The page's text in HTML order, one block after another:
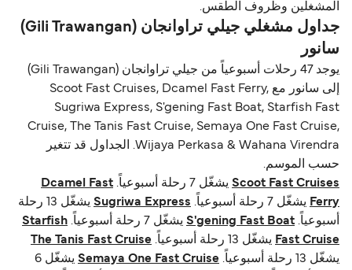
المشغلين وظروف الطقس.
جداول مشغلي جيلي تراوانجان (Gili Trawangan)
سانور
يوجد 47 رحلات أسبوعياً من جيلي تراوانجان (Gili Trawangan)
إلى سانور مع Scoot Fast Cruises, Dcamel Fast Ferry,
Sugriwa Express, S'gening Fast Boat, Starfish Fast
Cruise, The Tanis Fast Cruise, Semaya One Fast Cruise,
Wijaya Perkasa & Wahana Virendra. الجداول قد تتغير
حسب الموسم.
Scoot Fast Cruises يشغّل 7 رحلة أسبوعياً.
Dcamel Fast
Ferry يشغّل 7 رحلة أسبوعياً. Sugriwa Express
يشغّل 13 رحلة
أسبوعياً. S'gening Fast Boat يشغّل 7 رحلة أسبوعياً.
Starfish
Fast Cruise يشغّل 13 رحلة أسبوعياً.
The Tanis Fast Cruise
يشغّل 13 رحلة أسبوعياً.
Semaya One Fast Cruise
يشغّل 6